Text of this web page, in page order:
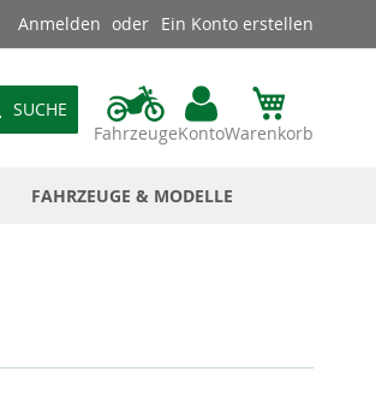
Anmelden Ein Konto erstellen
FahrzeugeKontoWarenkorb
SUCHE
FAHRZEUGE & MODELLE